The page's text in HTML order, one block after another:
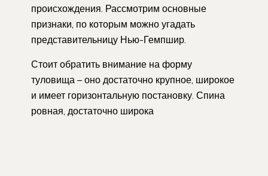
происхождения. Рассмотрим основные
признаки, по которым можно угадать
представительницу Нью-Гемпшир.
Стоит обратить внимание на форму
туловища – оно достаточно крупное, широкое
и имеет горизонтальную постановку. Спина
ровная, достаточно широка